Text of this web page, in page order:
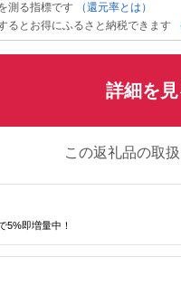
測る指標です
（還元率とは）
るとお得にふるさと納税できます
詳細を見
この返礼品の取
5%即増量中！